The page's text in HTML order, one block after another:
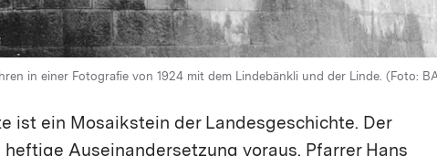
in einer Fotografie von 1924 mit dem Lindebänkli und der Linde. (Foto:
ist ein Mosaikstein der Landesgeschichte. Der
heftige Auseinandersetzung voraus. Pfarrer Hans